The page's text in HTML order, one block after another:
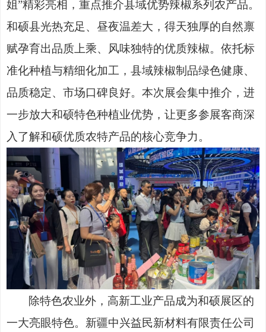
姐”精彩亮相，重点推介县域优势辣椒系列农产品。
和硕县光热充足、昼夜温差大，得天独厚的自然禀
赋孕育出品质上乘、风味独特的优质辣椒。依托标
准化种植与精细化加工，县域辣椒制品绿色健康、
品质稳定、市场口碑良好。本次展会集中推介，进
一步放大和硕特色种植业优势，让更多参展客商深
入了解和硕优质农特产品的核心竞争力。
除特色农业外，高新工业产品成为和硕展区的
一大亮眼特色。新疆中兴益民新材料有限责任公司